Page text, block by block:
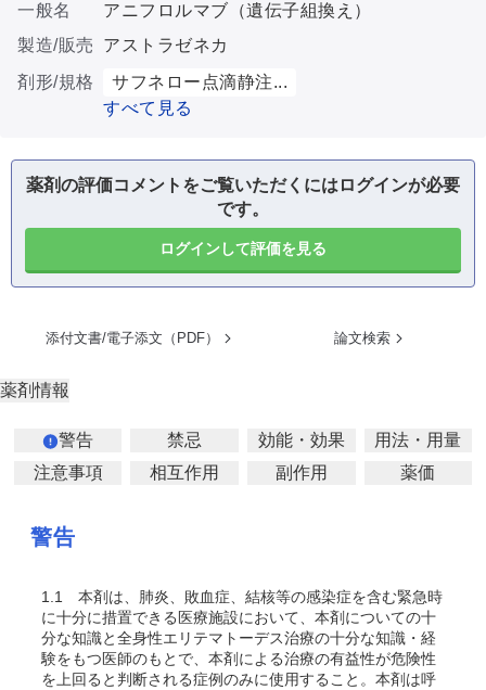
一般名
アニフロルマブ（遺伝子組換え）
製造/販売
アストラゼネカ
剤形/規格
サフネロー点滴静注...
すべて見る
薬剤の評価コメントをご覧いただくにはログインが必要
です。
ログインして評価を見る
添付文書/電子添文（PDF） 論文検索
薬剤情報
警告 禁忌 効能・効果
用法・用量
注意事項
相互作用 副作用 薬価
警告
1.1
本剤は、肺炎、敗血症、結核等の感染症を含む緊急時
に十分に措置できる医療施設において、本剤についての十
分な知識と全身性エリテマトーデス治療の十分な知識・経
験をもつ医師のもとで、本剤による治療の有益性が危険性
を上回ると判断される症例のみに使用すること。本剤は呼